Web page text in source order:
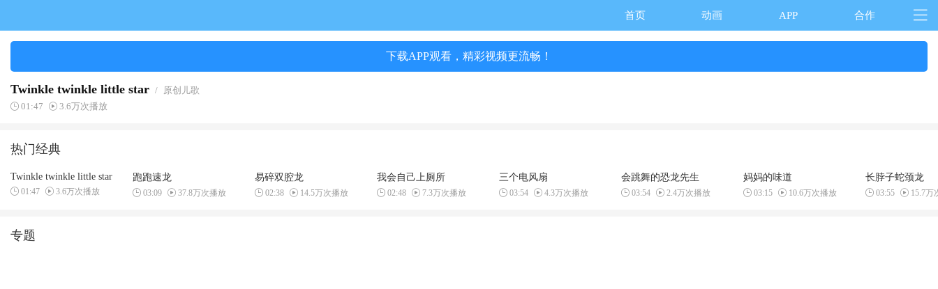
首页 动画 APP 合作
下载APP观看，精彩视频更流畅！
Twinkle twinkle little star / 原创儿歌
01:47
3.6万次播放
热门经典
Twinkle twinkle little star
01:47 3.6万次播放
跑跑速龙
03:09 37.8万次播放
易碎双腔龙
02:38 14.5万次播放
我会自己上厕所
02:48 7.3万次播放
三个电风扇
03:54 4.3万次播放
会跳舞的恐龙先生
03:54 2.4万次播放
妈妈的味道
03:15 10.6万次播放
长脖子蛇颈龙
03:55 15.7万
专题